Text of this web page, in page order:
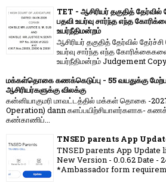
TET - ஆசிரியர் தகுதித்
பதவி உயர்வு சார்ந்த எந்த
உயர்நீதிமன்றம்
ஆசிரியர் தகுதித் தேர்வில்
உயர்வு சார்ந்த எந்த
உயர்நீதிமன்றம் Judgement
மக்கள்தொகை கணக்கெடுப்பு - 55 வயதுக்கு
ஆசிரியர்களுக்கு விலக்கு
கன்னியாகுமரி மாவட்டத்தில் மக்கள் தொகை -
Operation) dann களப்பயிற்சியாளர்களாக-
கண்காணிப்...
TNSED parents App
TNSED parents App Update
New Version - 0.0.62 Date -
*Ambassador form